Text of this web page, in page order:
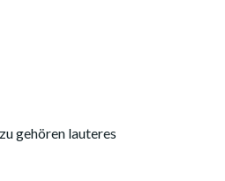
gehören lauteres